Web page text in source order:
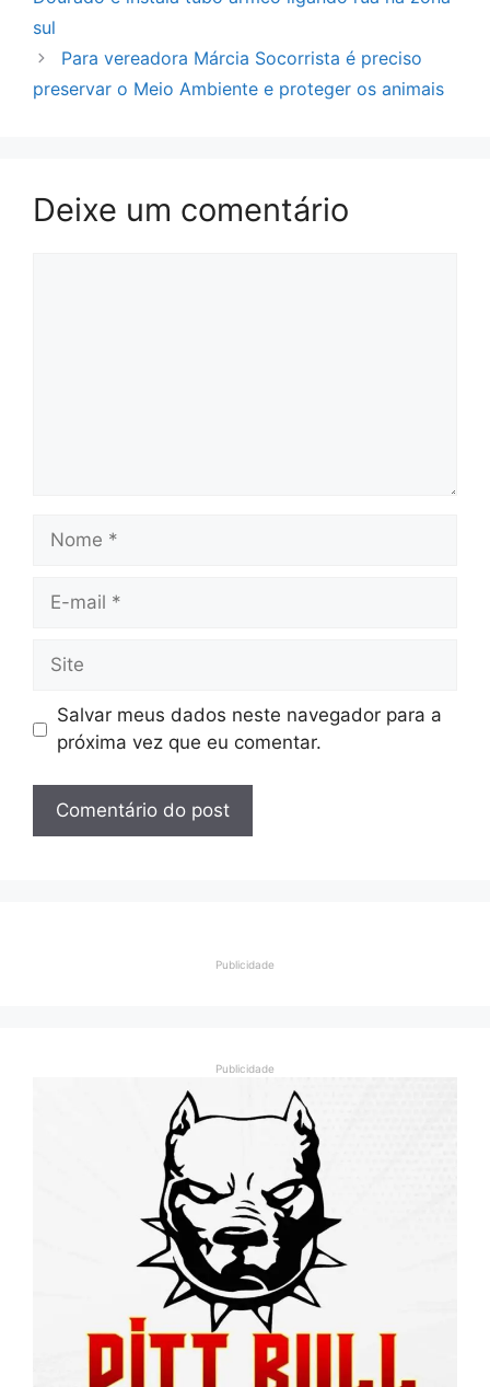
sul
Para vereadora Márcia Socorrista é preciso
preservar o Meio Ambiente e proteger os animais
Deixe um comentário
Nome
Site
Salvar meus dados neste navegador para a
próxima vez que eu comentar.
Publicidade
Publicidade